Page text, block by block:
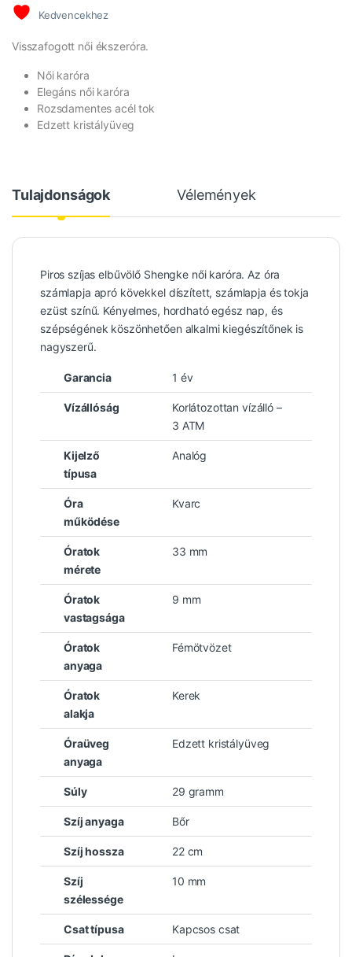
Kedvencekhez
Visszafogott női ékszeróra.
Női karóra
Elegáns női karóra
Rozsdamentes acél tok
Edzett kristályüveg
Tulajdonságok Vélemények
Piros szíjas elbűvölő Shengke női karóra. Az óra
számlapja apró kövekkel díszített, számlapja és tokja
ezüst színű. Kényelmes, hordható egész nap, és
szépségének köszönhetően alkalmi kiegészítőnek is
nagyszerű.
Garancia 1 év
Vízállóság
Korlátozottan vízálló –
3 ATM
Kijelző
típusa
Analóg
Óra
működése
Kvarc
Óratok
mérete
33 mm
Óratok
vastagsága
9 mm
Óratok
anyaga
Fémötvözet
Óratok
alakja
Kerek
Óraüveg
anyaga
Edzett kristályüveg
Súly 29 gramm
Szíj anyaga Bőr
Szíj hossza 22 cm
Szíj
szélessége
10 mm
Csat típusa Kapcsos csat